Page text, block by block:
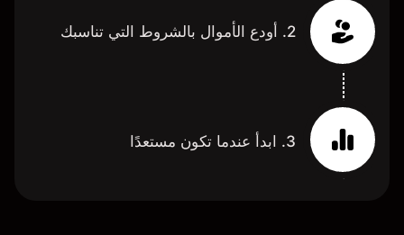
2. أودع الأموال بالشروط التي تناسبك
3. ابدأ عندما تكون مستعدًا